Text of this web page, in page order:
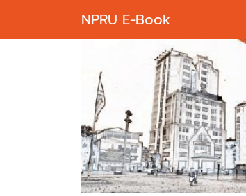
NPRU E-Book
Previous